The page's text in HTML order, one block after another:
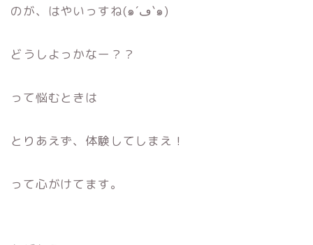
のが、はやいっすね(๑´ڡ`๑)
どうしよっかなー？？
って悩むときは
とりあえず、体験してしまえ！
って心がけてます。